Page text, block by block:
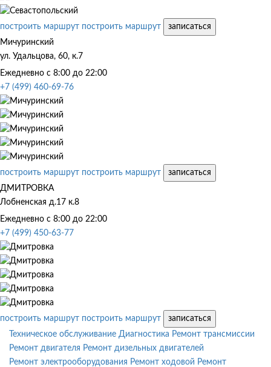
построить маршрут построить маршрут
записаться
Мичуринский
ул. Удальцова, 60, к.7
Ежедневно с 8:00 до 22:00
+7 (499) 460-69-76
построить маршрут построить маршрут
записаться
ДМИТРОВКА
Лобненская д.17 к.8
Ежедневно с 8:00 до 22:00
+7 (499) 450-63-77
построить маршрут построить маршрут
записаться
Техническое обслуживание Диагностика Ремонт трансмиссии
Ремонт двигателя Ремонт дизельных двигателей
Ремонт электрооборудования Ремонт ходовой Ремонт